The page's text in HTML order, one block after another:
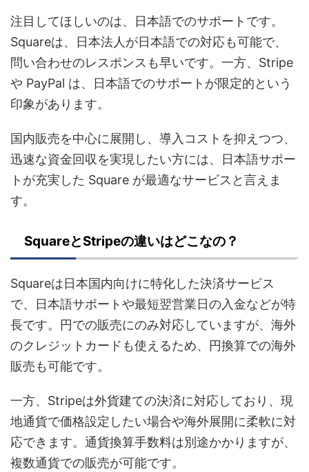
注目してほしいのは、日本語でのサポートです。
Squareは、日本法人が日本語での対応も可能で、
問い合わせのレスポンスも早いです。一方、Stripe
や PayPal は、日本語でのサポートが限定的という
印象があります。
国内販売を中心に展開し、導入コストを抑えつつ、
迅速な資金回収を実現したい方には、日本語サポー
トが充実した Square が最適なサービスと言えま
す。
SquareとStripeの違いはどこなの？
Squareは日本国内向けに特化した決済サービス
で、日本語サポートや最短翌営業日の入金などが特
長です。円での販売にのみ対応していますが、海外
のクレジットカードも使えるため、円換算での海外
販売も可能です。
一方、Stripeは外貨建ての決済に対応しており、現
地通貨で価格設定したい場合や海外展開に柔軟に対
応できます。通貨換算手数料は別途かかりますが、
複数通貨での販売が可能です。